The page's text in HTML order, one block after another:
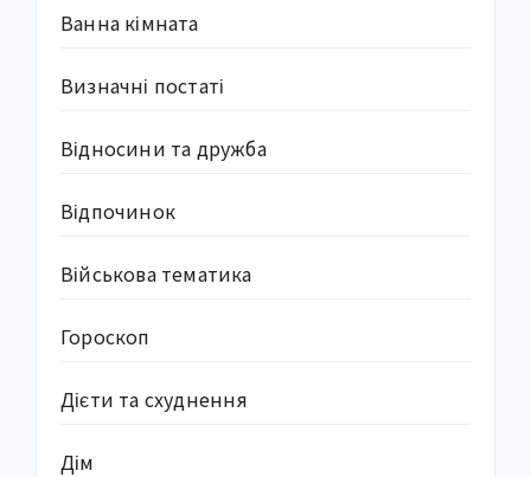
Ванна кімната
Визначні постаті
Відносини та дружба
Відпочинок
Військова тематика
Гороскоп
Дієти та схуднення
Дім